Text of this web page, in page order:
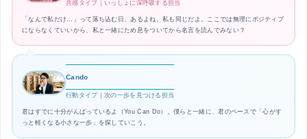
共感タイプ｜いっしょに深呼吸する担当
「なんで私だけ…」って落ち込む日、あるよね。私も同じだよ。ここでは無理にポジティブ
にならなくていいから、私と一緒にため息をついてから名言を読んでみない？
Cando
行動タイプ｜次の一歩を見つける担当
君はすでに十分がんばっているよ（You Can Do）。僕らと一緒に、君のペースで「心がす
っと軽くなる小さな一歩」を探していこう。